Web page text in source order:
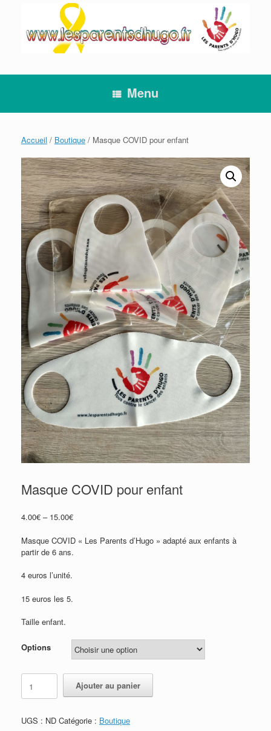
Menu
Accueil / Boutique / Masque COVID pour enfant
Masque COVID pour enfant
4.00€ – 15.00€
Masque COVID « Les Parents d’Hugo » adapté aux enfants à
partir de 6 ans.
4 euros l’unité.
15 euros les 5.
Taille enfant.
Options
quantité
Masque
pour
Ajouter au panier
UGS : ND Catégorie : Boutique